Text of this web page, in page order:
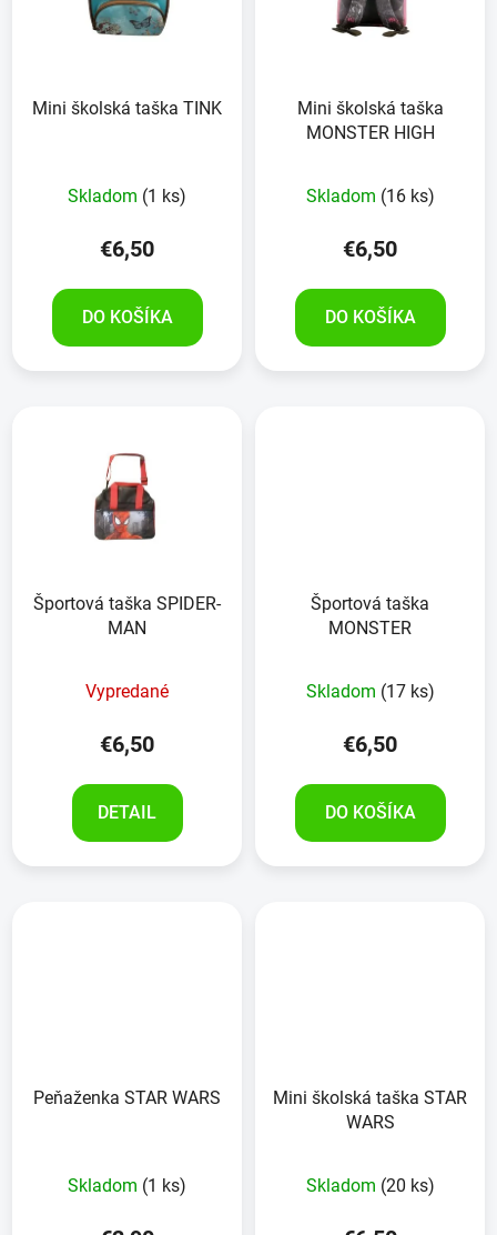
Mini školská taška TINK
Skladom (1 ks)
€6,50
DO KOŠÍKA
Mini školská taška
MONSTER HIGH
Skladom (16 ks)
€6,50
DO KOŠÍKA
Športová taška SPIDER-
MAN
Vypredané
€6,50
DETAIL
Športová taška
MONSTER
Skladom (17 ks)
€6,50
DO KOŠÍKA
Peňaženka STAR WARS
Skladom (1 ks)
Mini školská taška STAR
WARS
Skladom (20 ks)